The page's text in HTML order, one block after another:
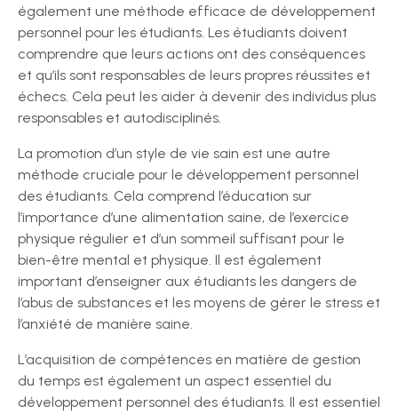
également une méthode efficace de développement
personnel pour les étudiants. Les étudiants doivent
comprendre que leurs actions ont des conséquences
et qu’ils sont responsables de leurs propres réussites et
échecs. Cela peut les aider à devenir des individus plus
responsables et autodisciplinés.
La promotion d’un style de vie sain est une autre
méthode cruciale pour le développement personnel
des étudiants. Cela comprend l’éducation sur
l’importance d’une alimentation saine, de l’exercice
physique régulier et d’un sommeil suffisant pour le
bien-être mental et physique. Il est également
important d’enseigner aux étudiants les dangers de
l’abus de substances et les moyens de gérer le stress et
l’anxiété de manière saine.
L’acquisition de compétences en matière de gestion
du temps est également un aspect essentiel du
développement personnel des étudiants. Il est essentiel